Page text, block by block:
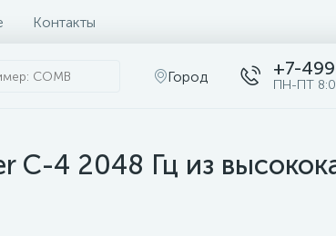
Контакты
Город +7-
ПН-ПТ
С-4 2048 Гц из